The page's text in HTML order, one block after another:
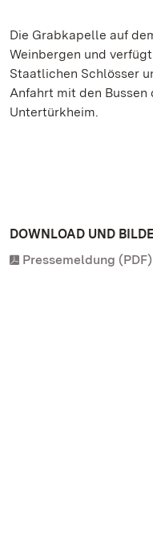
Die Grabkapelle auf
Weinbergen und
Staatlichen Schlösser
Anfahrt mit den Bussen
Untertürkheim.
DOWNLOAD UND
Pressemeldung (PDF)